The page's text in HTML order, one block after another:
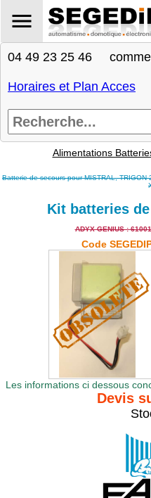
04 49 23 25 46
Horaires et Plan Acces
Alimentations
Batterie de secours pour MISTRAL, TRIGON
Kit batteries
ADYX GENIUS :
Code
Les informations ci dessous
Devis